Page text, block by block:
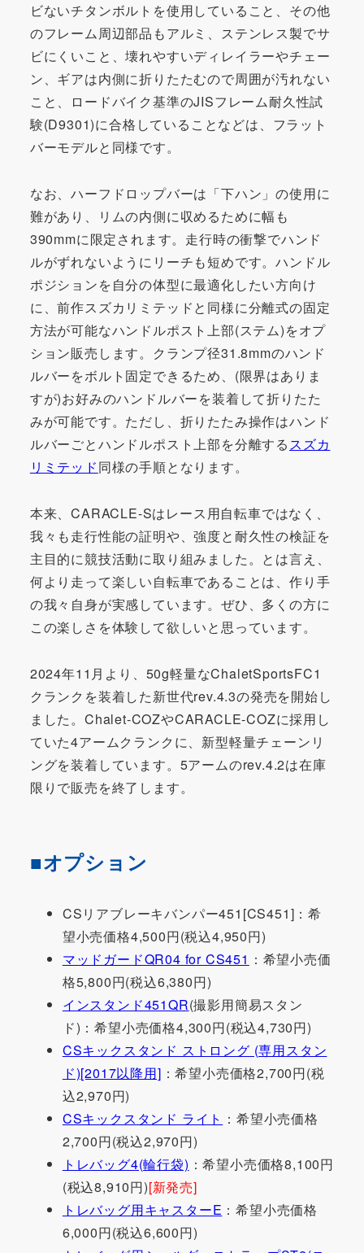
ビないチタンボルトを使用していること、その他
のフレーム周辺部品もアルミ、ステンレス製でサ
ビにくいこと、壊れやすいディレイラーやチェー
ン、ギアは内側に折りたたむので周囲が汚れない
こと、ロードバイク基準のJISフレーム耐久性試
験(D9301)に合格していることなどは、フラット
バーモデルと同様です。
なお、ハーフドロップバーは「下ハン」の使用に
難があり、リムの内側に収めるために幅も
390mmに限定されます。走行時の衝撃でハンド
ルがずれないようにリーチも短めです。ハンドル
ポジションを自分の体型に最適化したい方向け
に、前作スズカリミテッドと同様に分離式の固定
方法が可能なハンドルポスト上部(ステム)をオプ
ション販売します。クランプ径31.8mmのハンド
ルバーをボルト固定できるため、(限界はありま
すが)お好みのハンドルバーを装着して折りたた
みが可能です。ただし、折りたたみ操作はハンド
ルバーごとハンドルポスト上部を分離するスズカ
リミテッド同様の手順となります。
本来、CARACLE-Sはレース用自転車ではなく、
我々も走行性能の証明や、強度と耐久性の検証を
主目的に競技活動に取り組みました。とは言え、
何より走って楽しい自転車であることは、作り手
の我々自身が実感しています。ぜひ、多くの方に
この楽しさを体験して欲しいと思っています。
2024年11月より、50g軽量なChaletSportsFC1
クランクを装着した新世代rev.4.3の発売を開始し
ました。Chalet-COZやCARACLE-COZに採用し
ていた4アームクランクに、新型軽量チェーンリ
ングを装着しています。5アームのrev.4.2は在庫
限りで販売を終了します。
■オプション
CSリアブレーキバンパー451[CS451]：希
望小売価格4,500円(税込4,950円)
マッドガードQR04 for CS451 ：希望小売価
格5,800円(税込6,380円)
インスタンド451QR(撮影用簡易スタン
ド)：希望小売価格4,300円(税込4,730円)
CSキックスタンド ストロング (専用スタン
ド)[2017以降用] ：希望小売価格2,700円(税
込2,970円)
CSキックスタンド ライト ：希望小売価格
2,700円(税込2,970円)
トレバッグ4(輪行袋) ：希望小売価格8,100円
(税込8,910円)[新発売]
トレバッグ用キャスターE ：希望小売価格
6,000円(税込6,600円)